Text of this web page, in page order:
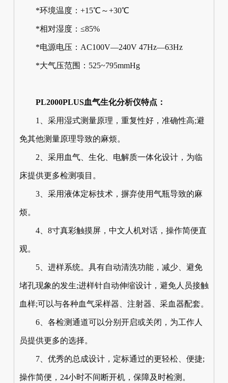
*环境温度：+15℃～+30℃
*相对湿度：≤85%
*电源电压：AC100V—240V 47Hz—63Hz
*大气压范围：525~795mmHg
PL2000PLUS血气生化分析仪特点：
1、采用湿式测量原理，重复性好，准确性高;避
免其他测量原理导致的麻烦。
2、采用血气、生化、电解质一体化设计，为临
床提供更多检测项目。
3、采用液体定标技术，摒弃使用气瓶导致的麻
烦。
4、8寸真彩触摸屏，中文人机对话，操作简便直
观。
5、进样系统。具有自动清洗功能，减少、避免
堵孔现象的发生;进样针自动伸缩设计，避免人员接触
血样;可以与各种血气采样器、注射器、采血器配套。
6、各检测通道可以分别开启或关闭，为工作人
员提供更多的选择。
7、优秀的总成设计，定标通过的更轻松、便捷;
操作简便，24小时不间断开机，保障及时检测。